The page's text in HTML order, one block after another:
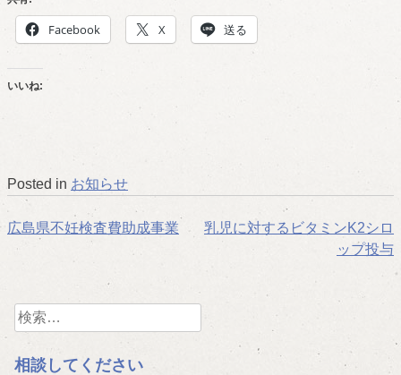
Facebook X 送る
いいね:
Posted in お知らせ
投
ビ
ゲ
広島県不妊検査費助成事業
乳児に対するビタミンK2シロ
ップ投与
検
索:
相談してください